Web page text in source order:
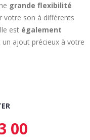
grande flexibilité
votre son à différents
est également
ajout précieux à votre
00